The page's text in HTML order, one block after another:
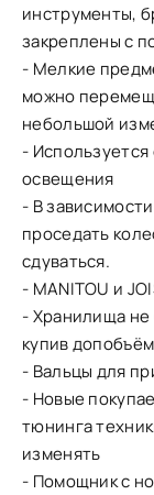
инструменты,
закреплены с
- Мелкие
можно
небольшой
-
освещения
- В
проседать
сдуваться.
- MANITOU и
- Хранилища
купив допобъём
- Вальцы для
- Новые
тюнинга
изменять
- Помощник с